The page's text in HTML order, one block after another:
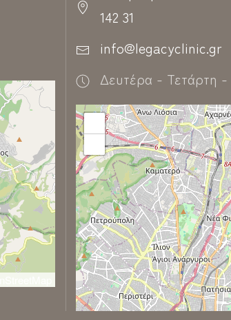
142 31
info@legacyclinic.gr
Δευτέρα - Τετάρτη -